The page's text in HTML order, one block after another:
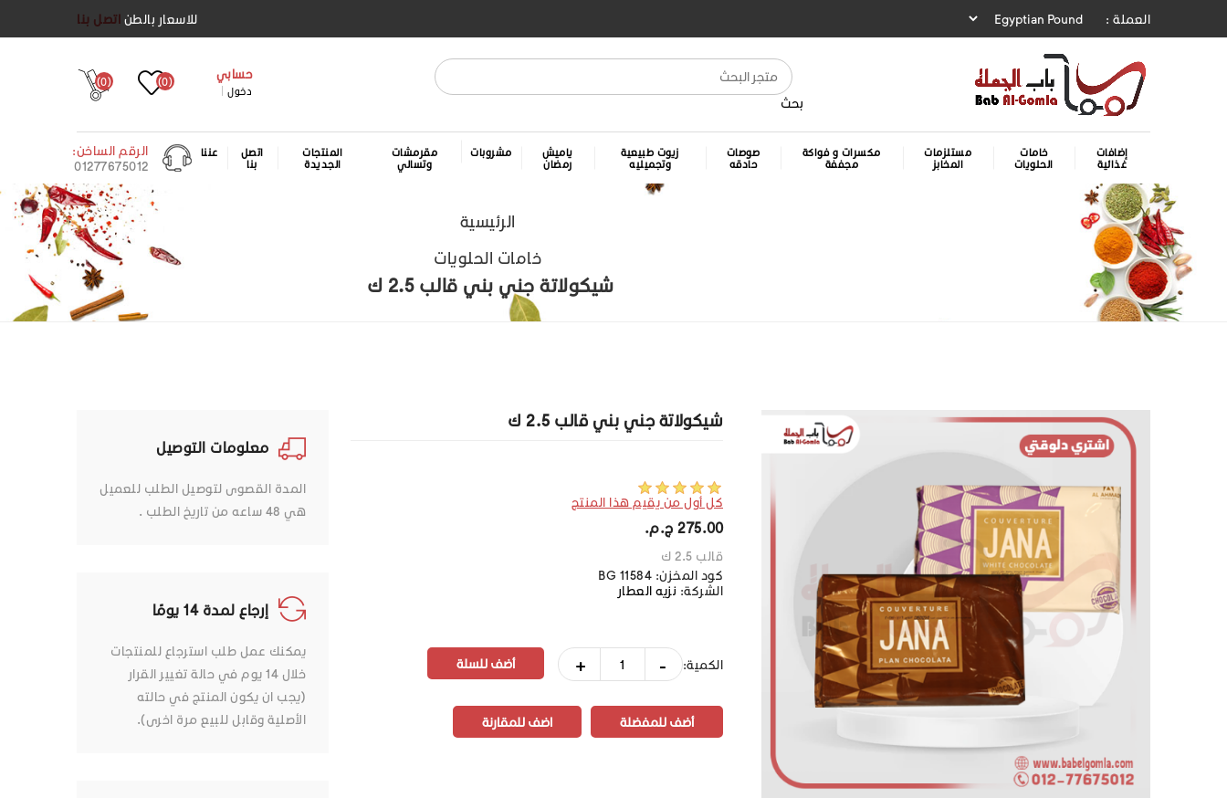
العملة : للاسعار بالطن اتصل بنا
بحث
حسابي
دخول
(0)
(0)
إضافات
غذائية
خامات
الحلويات
مستلزمات
المخابز
مكسرات و فواكة
مجففة
صوصات
حادقه
زيوت طبيعية
وتجميليه
ياميش
رمضان
مشروبات
مقرمشات
وتسالي
المنتجات
الجديدة
اتصل
بنا
عننا
الرقم الساخن:
01277675012
الرئيسية
خامات الحلويات
شيكولاتة جني بني قالب 2.5 ك
شيكولاتة جني بني قالب 2.5 ك
كل أول من يقيم هذا المنتج
275.00 ج.م.‏
قالب 2.5 ك
كود المخزن: BG 11584
الشركة: نزيه العطار
الكمية: -
+
أضف للمفضلة اضف للمقارنة
معلومات التوصيل
المدة القصوى لتوصيل الطلب للعميل
هي 48 ساعه من تاريخ الطلب .
إرجاع لمدة 14 يومًا
يمكنك عمل طلب استرجاع للمنتجات
خلال 14 يوم في حالة تغيير القرار
(يجب ان يكون المنتج في حالته
الأصلية وقابل للبيع مرة اخرى).